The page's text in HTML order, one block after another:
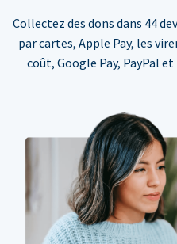
Collectez des dons dans 44
par cartes, Apple Pay, les
coût, Google Pay, PayPal